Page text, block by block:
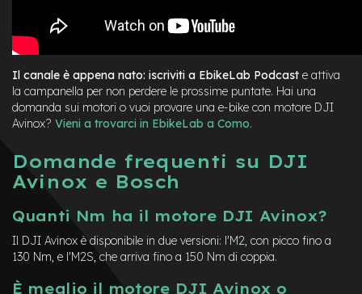
r
e
a
m
o
z
o
e
B
i
k
e
P
Il canale è appena nato: iscriviti a EbikeLab Podcast e attiva
la campanella per non perdere le prossime puntate. Hai una
domanda sui motori o vuoi provare una e-bike con motore DJI
Avinox? Vieni a trovarci in EbikeLab a Como.
Domande frequenti su DJI
Avinox e Bosch
Quanti Nm ha il motore DJI Avinox?
Il DJI Avinox è disponibile in due versioni: l'M2, con picco fino a
130 Nm, e l'M2S, che arriva fino a 150 Nm di coppia.
È meglio il motore DJI Avinox o